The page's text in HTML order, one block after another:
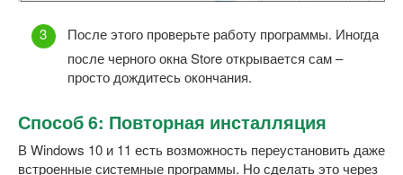
После этого проверьте работу программы. Иногда
после черного окна Store открывается сам –
просто дождитесь окончания.
Способ 6: Повторная инсталляция
В Windows 10 и 11 есть возможность переустановить даже
встроенные системные программы. Но сделать это через